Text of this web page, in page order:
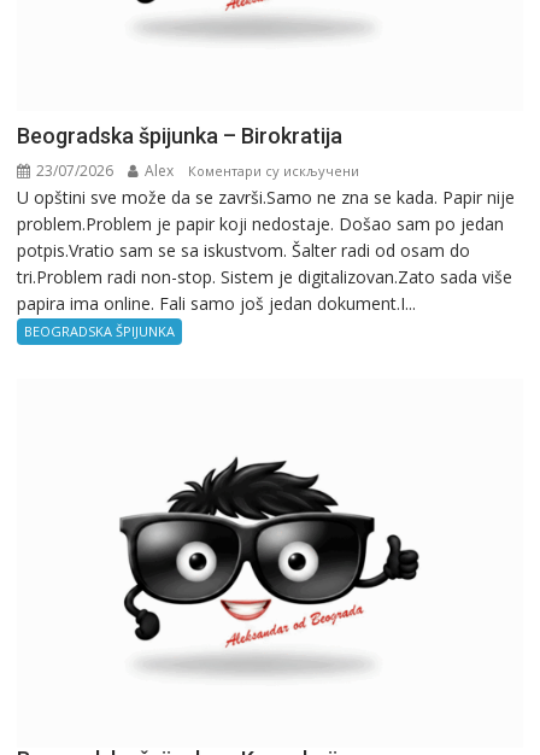
Beogradska špijunka – Birokratija
23/07/2026 Alex Коментари су искључени
Beogradska
špijunka
–
Birokratija
U opštini sve može da se završi.Samo ne zna se kada. Papir nije
problem.Problem je papir koji nedostaje. Došao sam po jedan
potpis.Vratio sam se sa iskustvom. Šalter radi od osam do
tri.Problem radi non-stop. Sistem je digitalizovan.Zato sada više
papira ima online. Fali samo još jedan dokument.I...
BEOGRADSKA ŠPIJUNKA